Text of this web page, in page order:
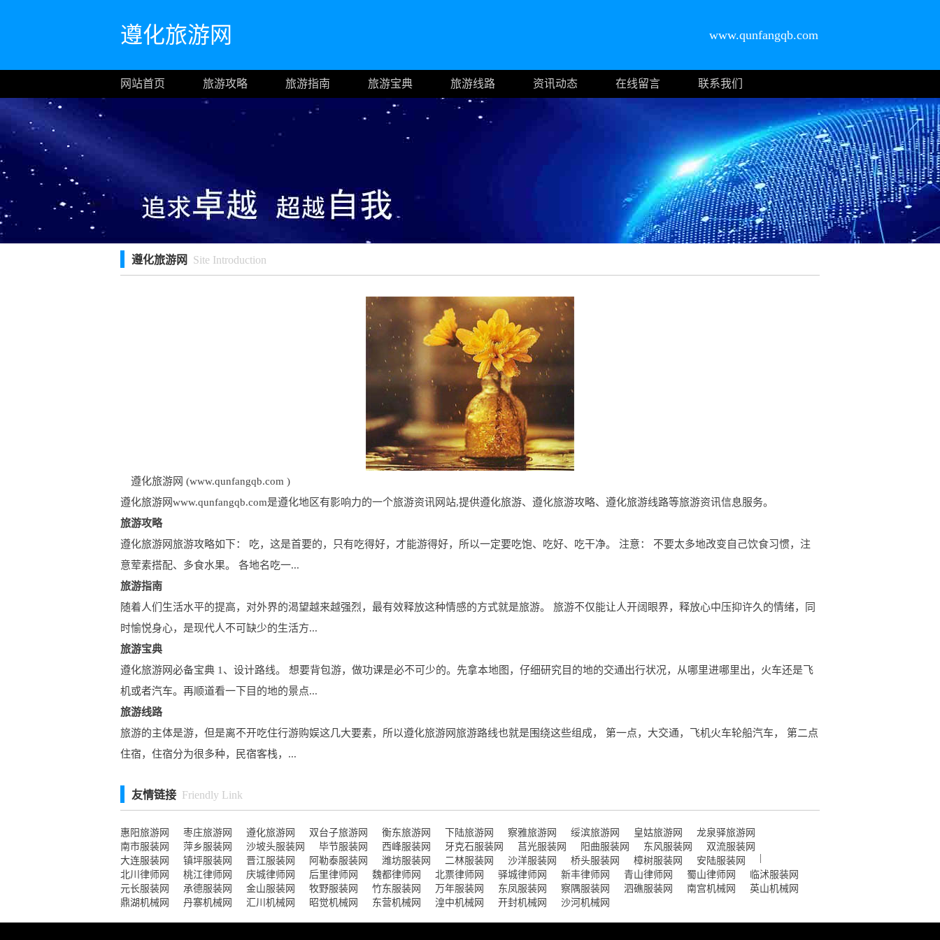
遵化旅游网 www.qunfangqb.com
网站首页 旅游攻略 旅游指南 旅游宝典 旅游线路 资讯动态 在线留言 联系我们
遵化旅游网 Site Introduction
遵化旅游网 (www.qunfangqb.com )
遵化旅游网www.qunfangqb.com是遵化地区有影响力的一个旅游资讯网站,提供遵化旅游、遵化旅游攻略、遵化旅游线路等旅游资讯信息服务。
旅游攻略
遵化旅游网旅游攻略如下： 吃，这是首要的，只有吃得好，才能游得好，所以一定要吃饱、吃好、吃干净。 注意： 不要太多地改变自己饮食习惯，注
意荤素搭配、多食水果。 各地名吃一...
旅游指南
随着人们生活水平的提高，对外界的渴望越来越强烈，最有效释放这种情感的方式就是旅游。 旅游不仅能让人开阔眼界，释放心中压抑许久的情绪，同
时愉悦身心，是现代人不可缺少的生活方...
旅游宝典
遵化旅游网必备宝典 1、设计路线。 想要背包游，做功课是必不可少的。先拿本地图，仔细研究目的地的交通出行状况，从哪里进哪里出，火车还是飞
机或者汽车。再顺道看一下目的地的景点...
旅游线路
旅游的主体是游，但是离不开吃住行游购娱这几大要素，所以遵化旅游网旅游路线也就是围绕这些组成， 第一点，大交通，飞机火车轮船汽车， 第二点
住宿，住宿分为很多种，民宿客栈，...
友情链接 Friendly Link
惠阳旅游网 枣庄旅游网 遵化旅游网 双台子旅游网 衡东旅游网 下陆旅游网 察雅旅游网 绥滨旅游网 皇姑旅游网
龙泉驿旅游网
南市服装网
萍乡服装网 沙坡头服装网 毕节服装网 西峰服装网 牙克石服装网 莒光服装网 阳曲服装网 东风服装网
双流服装网
大连服装网
镇坪服装网 晋江服装网 阿勒泰服装网 潍坊服装网 二林服装网 沙洋服装网 桥头服装网 樟树服装网 安陆服装网
北川律师网
桃江律师网 庆城律师网 后里律师网 魏都律师网 北票律师网 驿城律师网 新丰律师网 青山律师网 蜀山律师网
临沭服装网
元长服装网
承德服装网 金山服装网 牧野服装网 竹东服装网 万年服装网 东凤服装网 察隅服装网 泗礁服装网 南宫机械网
英山机械网
鼎湖机械网
丹寨机械网 汇川机械网 昭觉机械网 东营机械网 湟中机械网 开封机械网 沙河机械网